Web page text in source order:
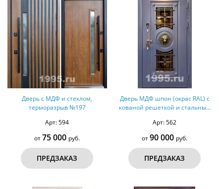
Дверь с МДФ и стеклом,
терморазрыв №197
Арт: 594
от75 000 руб.
ПРЕДЗАКАЗ
Дверь МДФ шпон (окрас RAL) с
кованой решеткой и стальным
Арт: 562
от90 000 руб.
ПРЕДЗАКАЗ